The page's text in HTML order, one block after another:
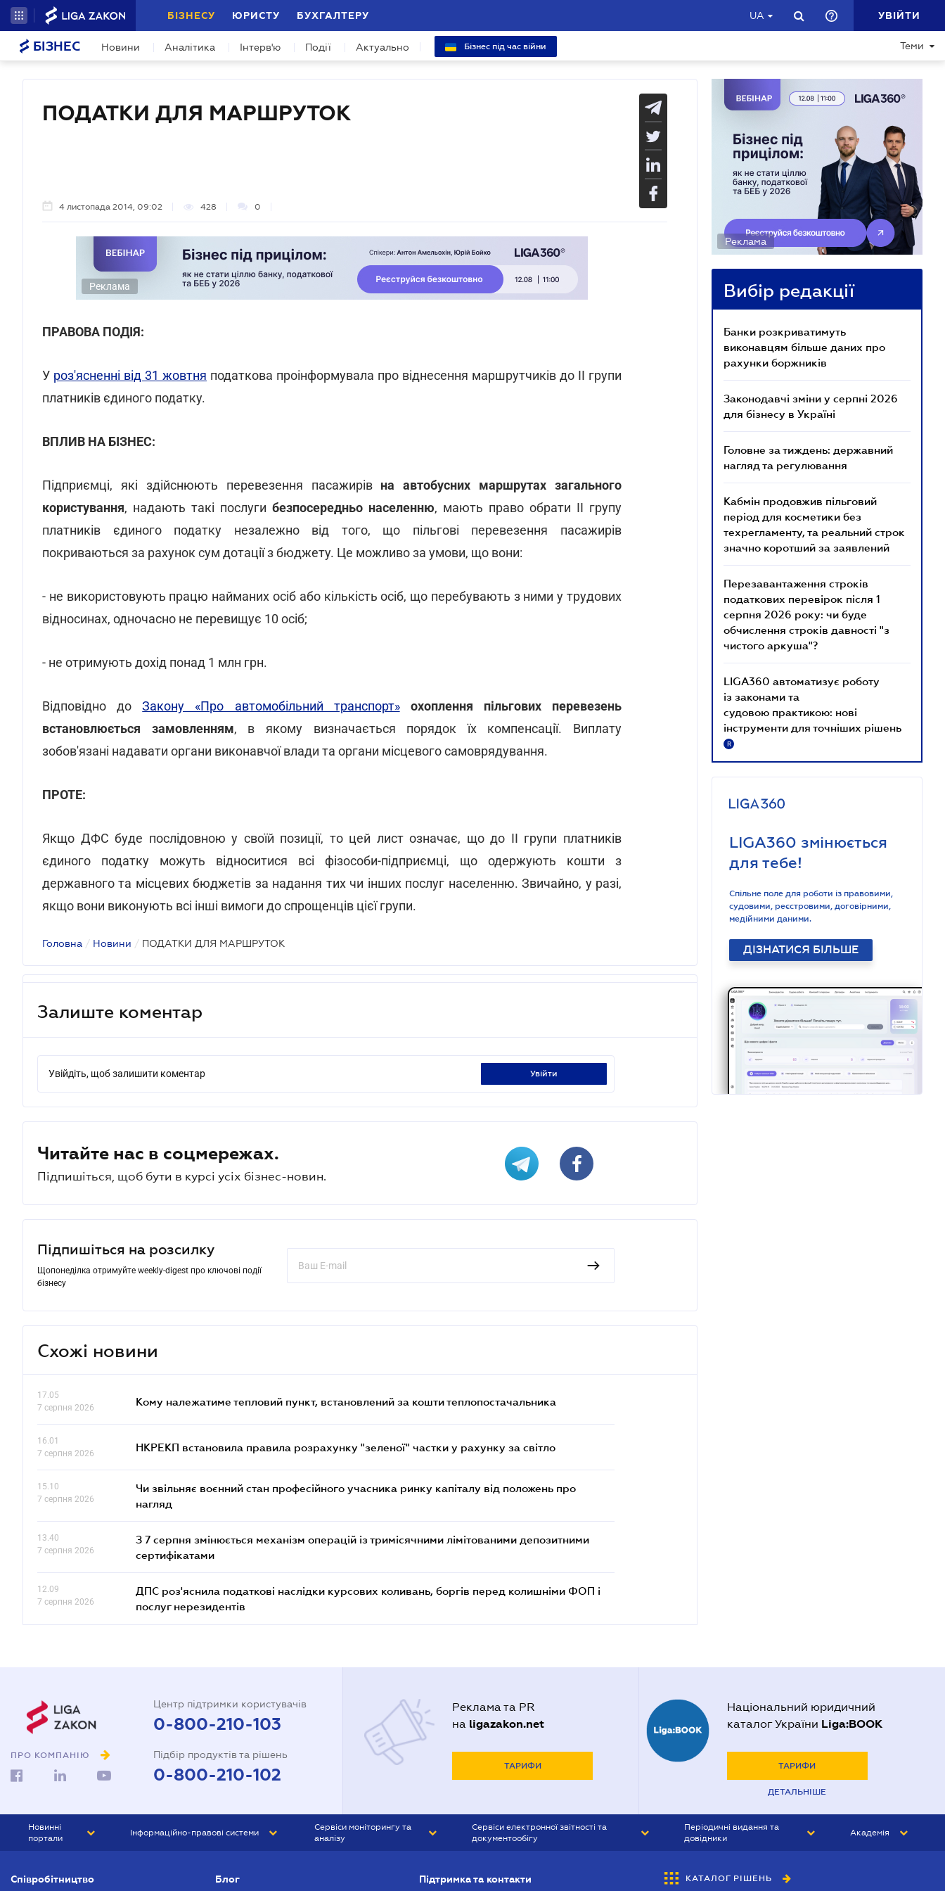
БІЗНЕСУ ЮРИСТУ БУХГАЛТЕРУ UA УВІЙТИ
БІЗНЕС Новини Аналітика Інтерв'ю Події Актуально Бізнес під час війни Теми
ПОДАТКИ ДЛЯ МАРШРУТОК
4 листопада 2014, 09:02 428 0
Реклама
ПРАВОВА ПОДІЯ:
У роз'ясненні від 31 жовтня податкова проінформувала про віднесення маршрутчиків до II групи
платників єдиного податку.
ВПЛИВ НА БІЗНЕС:
Підприємці, які здійснюють перевезення пасажирів на автобусних маршрутах загального
користування, надають такі послуги безпосередньо населенню, мають право обрати II групу
платників єдиного податку незалежно від того, що пільгові перевезення пасажирів
покриваються за рахунок сум дотації з бюджету. Це можливо за умови, що вони:
- не використовують працю найманих осіб або кількість осіб, що перебувають з ними у трудових
відносинах, одночасно не перевищує 10 осіб;
- не отримують дохід понад 1 млн грн.
Відповідно доЗакону «Про автомобільний транспорт»
охоплення пільгових перевезень
встановлюється замовленням, в якому визначається порядок їх компенсації. Виплату
зобов'язані надавати органи виконавчої влади та органи місцевого самоврядування.
ПРОТЕ:
Якщо ДФС буде послідовною у своїй позиції, то цей лист означає, що до II групи платників
єдиного податку можуть відноситися всі фізособи-підприємці, що одержують кошти з
державного та місцевих бюджетів за надання тих чи інших послуг населенню. Звичайно, у разі,
якщо вони виконують всі інші вимоги до спрощенців цієї групи.
Головна / Новини / ПОДАТКИ ДЛЯ МАРШРУТОК
Залиште коментар
Увійдіть, щоб залишити коментар увійти
Читайте нас в соцмережах.
Підпишіться, щоб бути в курсі усіх бізнес-новин.
Підпишіться на розсилку
Щопонеділка отримуйте weekly-digest про ключові події
бізнесу
Схожі новини
17.05
7 серпня 2026
Кому належатиме тепловий пункт, встановлений за кошти теплопостачальника
16.01
7 серпня 2026
НКРЕКП встановила правила розрахунку "зеленої" частки у рахунку за світло
15.10
7 серпня 2026
Чи звільняє воєнний стан професійного учасника ринку капіталу від положень про
нагляд
13.40
7 серпня 2026
З 7 серпня змінюється механізм операцій із тримісячними лімітованими депозитними
сертифікатами
12.09
7 серпня 2026
ДПС роз'яснила податкові наслідки курсових коливань, боргів перед колишніми ФОП і
послуг нерезидентів
Реклама
Вибір редакції
Банки розкриватимуть
виконавцям більше даних про
рахунки боржників
Законодавчі зміни у серпні 2026
для бізнесу в Україні
Головне за тиждень: державний
нагляд та регулювання
Кабмін продовжив пільговий
період для косметики без
техрегламенту, та реальний строк
значно коротший за заявлений
Перезавантаження строків
податкових перевірок після 1
серпня 2026 року: чи буде
обчислення строків давності "з
чистого аркуша"?
LIGA360 автоматизує роботу
із законами та
судовою практикою: нові
інструменти для точніших рішень
R
LIGA360 змінюється
для тебе!
Спільне поле для роботи із правовими,
судовими, реєстровими, договірними,
медійними даними.
ДІЗНАТИСЯ БІЛЬШЕ
ПРО КОМПАНІЮ
Центр підтримки користувачів
0-800-210-103
Підбір продуктів та рішень
0-800-210-102
Реклама та PR
на ligazakon.net
ТАРИФИ
Національний юридичний
каталог України Liga:BOOK
ТАРИФИ
ДЕТАЛЬНІШЕ
Новинні
портали
БІЗНЕС
Інформаційно-правові системи
Сервіси моніторингу та
аналізу
Сервіси електронної звітності та
документообігу
Періодичні видання та
довідники
БУХГАЛТЕР&ЗАКОН
Академія
Співробітництво Блог Підтримка та контакти КАТАЛОГ РІШЕНЬ